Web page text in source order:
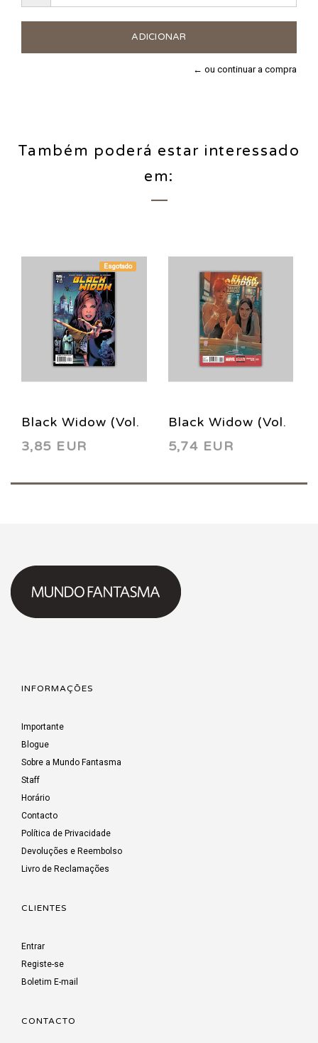
← ou continuar a compra
Também poderá estar interessado
em:
Esgotado
Black Widow (Vol.
2) 4 2005
3,85 EUR
Black Widow (Vol.
3) 11 2014
5,74 EUR
INFORMAÇÕES
Importante
Blogue
Sobre a Mundo Fantasma
Staff
Horário
Contacto
Política de Privacidade
Devoluções e Reembolso
Livro de Reclamações
CLIENTES
Entrar
Registe-se
Boletim E-mail
CONTACTO